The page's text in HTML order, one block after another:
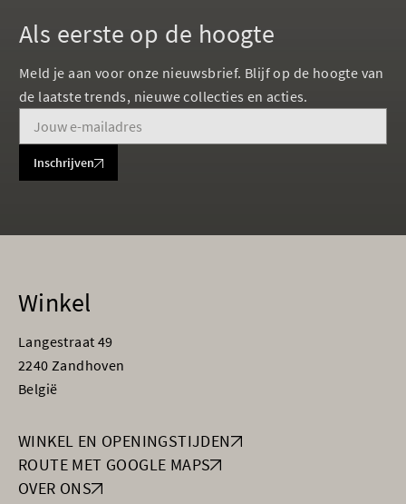
Als eerste op de hoogte
Meld je aan voor onze nieuwsbrief. Blijf op de hoogte van
de laatste trends, nieuwe collecties en acties.
Inschrijven
Winkel
Langestraat 49
2240 Zandhoven
België
WINKEL EN OPENINGSTIJDEN
ROUTE MET GOOGLE MAPS
OVER ONS